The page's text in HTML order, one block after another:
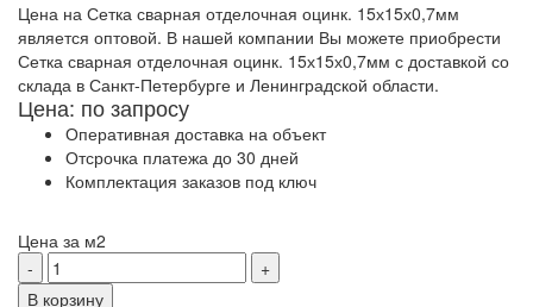
Цена на Сетка сварная отделочная оцинк. 15х15х0,7мм
является оптовой. В нашей компании Вы можете приобрести
Сетка сварная отделочная оцинк. 15х15х0,7мм с доставкой со
склада в Санкт-Петербурге и Ленинградской области.
Цена: по запросу
Оперативная доставка на объект
Отсрочка платежа до 30 дней
Комплектация заказов под ключ
Цена за м2